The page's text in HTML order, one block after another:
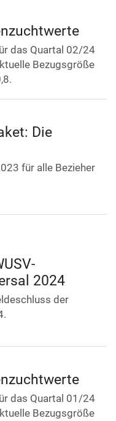
das Quartal 02/24
Bezugsgröße
Die
für alle Bezieher
2024
der
das Quartal 01/24
Bezugsgröße